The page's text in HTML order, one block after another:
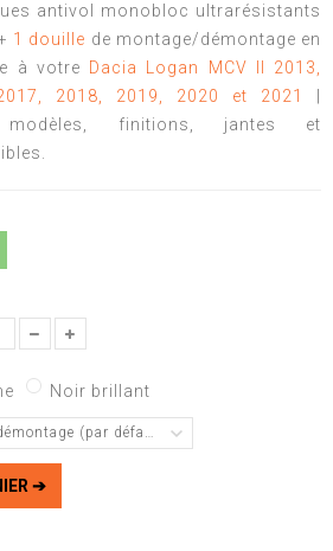
antivol monobloc ultrarésistants
1 douille de montage/démontage en
à votre Dacia Logan MCV II 2013,
2018, 2019, 2020 et 2021
modèles, finitions, jantes et
Noir brillant
(par défaut)
➔